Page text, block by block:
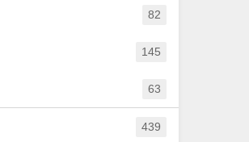
82
145
63
439